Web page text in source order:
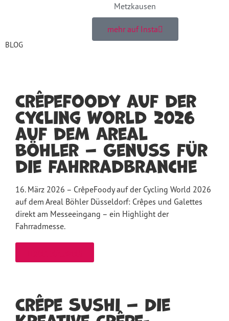
Metzkausen
mehr auf Insta
BLOG
CrêpeFoody auf der
Cycling World 2026
auf dem Areal
Böhler – Genuss für
die Fahrradbranche
16. März 2026 – CrêpeFoody auf der Cycling World 2026
auf dem Areal Böhler Düsseldorf: Crêpes und Galettes
direkt am Messeeingang – ein Highlight der
Fahrradmesse.
Crêpe Sushi – Die